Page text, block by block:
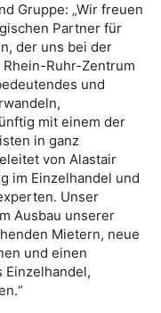
Gruppe: „Wir freuen
Partner für
der uns bei der
Ruhr-Zentrum
und
mit einem der
in ganz
von Alastair
im Einzelhandel und
Unser
Ausbau unserer
Mietern, neue
und einen
Einzelhandel,